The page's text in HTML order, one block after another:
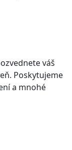
váš
Poskytujeme
a mnohé